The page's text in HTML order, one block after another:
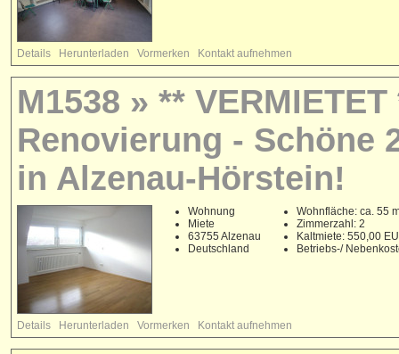
Details Herunterladen Vormerken Kontakt aufnehmen
M1538 » **
Renovierung - Schöne
in Alzenau-Hörstein!
Wohnung
Miete
63755 Alzenau
Deutschland
Wohnfläche: ca. 55
Zimmerzahl: 2
Kaltmiete: 550,00
Betriebs-/
Details Herunterladen Vormerken Kontakt aufnehmen